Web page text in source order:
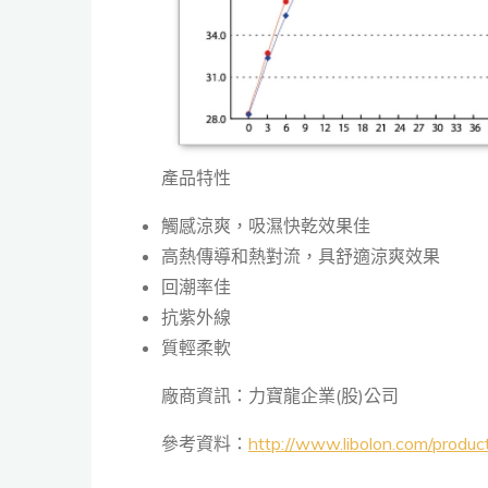
產品特性
觸感涼爽，吸濕快乾效果佳
高熱傳導和熱對流，具舒適涼爽效果
回潮率佳
抗紫外線
質輕柔軟
廠商資訊：力寶龍企業(股)公司
參考資料： http://www.libolon.com/